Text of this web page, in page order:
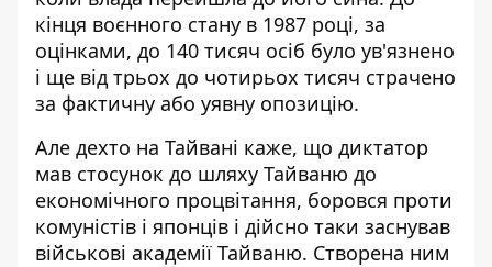
кінця воєнного стану в 1987 році, за
оцінками, до 140 тисяч осіб було ув'язнено
і ще від трьох до чотирьох тисяч страчено
за фактичну або уявну опозицію.
Але дехто на Тайвані каже, що диктатор
мав стосунок до шляху Тайваню до
економічного процвітання, боровся проти
комуністів і японців і дійсно таки заснував
військові академії Тайваню. Створена ним